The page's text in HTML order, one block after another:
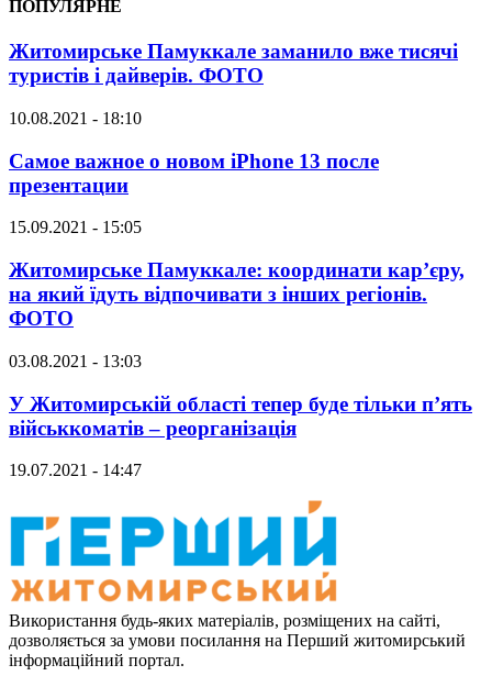
ПОПУЛЯРНЕ
Житомирське Памуккале заманило вже тисячі
туристів і дайверів. ФОТО
10.08.2021 - 18:10
Самое важное о новом iPhone 13 после
презентации
15.09.2021 - 15:05
Житомирське Памуккале: координати кар’єру,
на який їдуть відпочивати з інших регіонів.
ФОТО
03.08.2021 - 13:03
У Житомирській області тепер буде тільки п’ять
військкоматів – реорганізація
19.07.2021 - 14:47
Використання будь-яких матеріалів, розміщених на сайті,
дозволяється за умови посилання на Перший житомирський
інформаційний портал.